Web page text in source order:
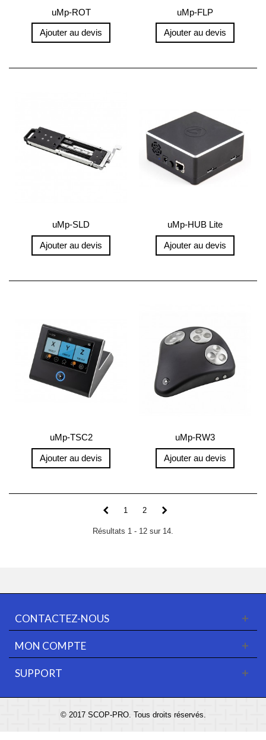
uMp-ROT
Ajouter au devis
uMp-FLP
Ajouter au devis
uMp-SLD
Ajouter au devis
uMp-HUB Lite
Ajouter au devis
uMp-TSC2
Ajouter au devis
uMp-RW3
Ajouter au devis
1 2
Résultats 1 - 12 sur 14.
CONTACTEZ-NOUS
MON COMPTE
SUPPORT
© 2017 SCOP-PRO. Tous droits réservés.